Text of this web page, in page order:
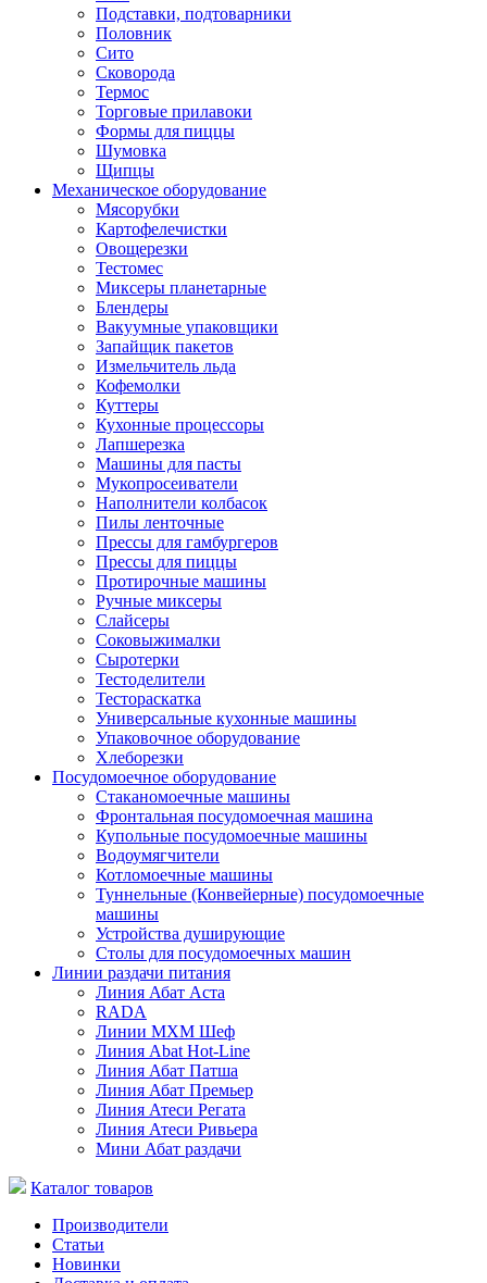
Подставки, подтоварники
Половник
Сито
Сковорода
Термос
Торговые прилавоки
Формы для пиццы
Шумовка
Щипцы
Механическое оборудование
Мясорубки
Картофелечистки
Овощерезки
Тестомес
Миксеры планетарные
Блендеры
Вакуумные упаковщики
Запайщик пакетов
Измельчитель льда
Кофемолки
Куттеры
Кухонные процессоры
Лапшерезка
Машины для пасты
Мукопросеиватели
Наполнители колбасок
Пилы ленточные
Прессы для гамбургеров
Прессы для пиццы
Протирочные машины
Ручные миксеры
Слайсеры
Соковыжималки
Сыротерки
Тестоделители
Тестораскатка
Универсальные кухонные машины
Упаковочное оборудование
Хлеборезки
Посудомоечное оборудование
Стаканомоечные машины
Фронтальная посудомоечная машина
Купольные посудомоечные машины
Водоумягчители
Котломоечные машины
Туннельные (Конвейерные) посудомоечные
машины
Устройства душирующие
Столы для посудомоечных машин
Линии раздачи питания
Линия Абат Аста
RADA
Линии МХМ Шеф
Линия Abat Hot-Line
Линия Абат Патша
Линия Абат Премьер
Линия Атеси Регата
Линия Атеси Ривьера
Мини Абат раздачи
Каталог товаров
Производители
Статьи
Новинки